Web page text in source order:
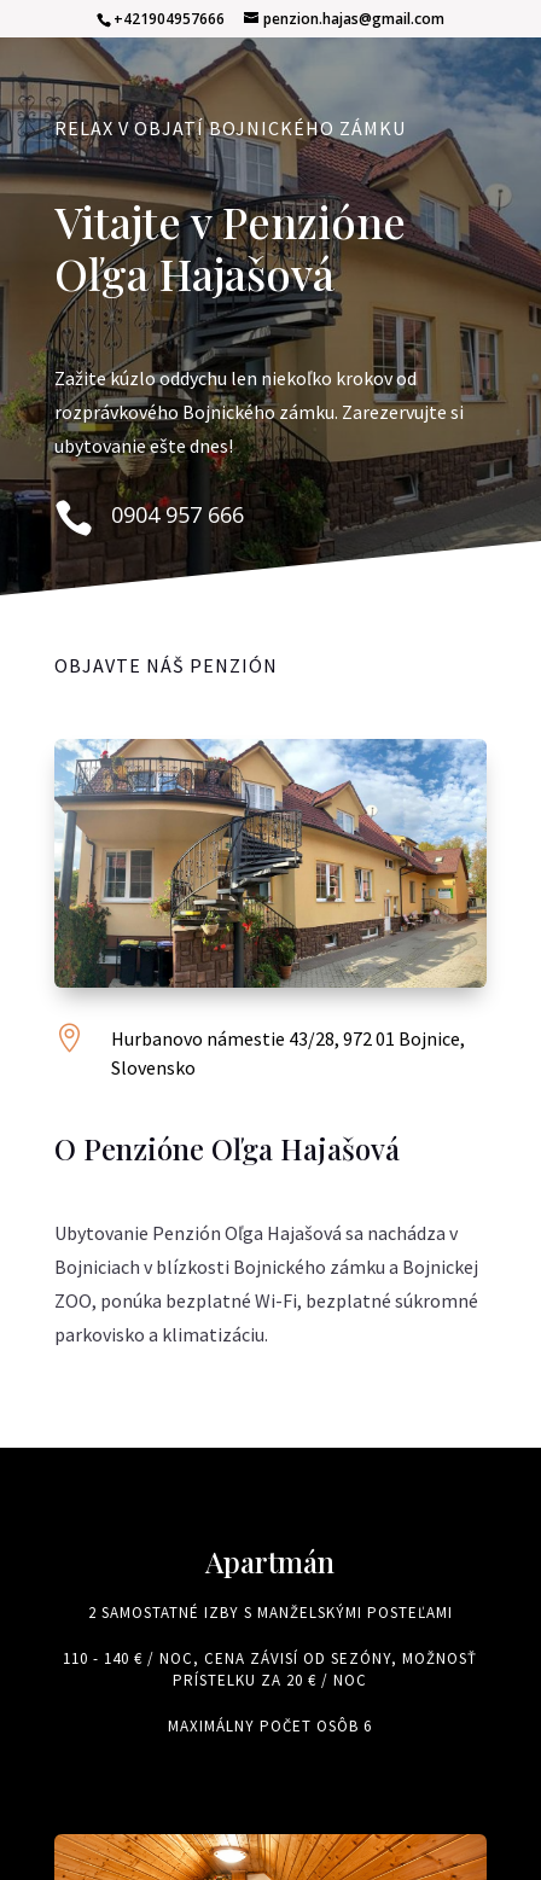
+421904957666 penzion.hajas@gmail.com
RELAX V OBJATÍ BOJNICKÉHO ZÁMKU
Vitajte v Penzióne
Oľga Hajašová
Zažite kúzlo oddychu len niekoľko krokov od
rozprávkového Bojnického zámku. Zarezervujte si
ubytovanie ešte dnes!
 0904 957 666
OBJAVTE NÁŠ PENZIÓN

Hurbanovo námestie 43/28, 972 01 Bojnice,
Slovensko
O Penzióne Oľga Hajašová
Ubytovanie Penzión Oľga Hajašová sa nachádza v
Bojniciach v blízkosti Bojnického zámku a Bojnickej
ZOO, ponúka bezplatné Wi-Fi, bezplatné súkromné
parkovisko a klimatizáciu.
Apartmán
2 SAMOSTATNÉ IZBY S MANŽELSKÝMI POSTEĽAMI
110 - 140 € / NOC, CENA ZÁVISÍ OD SEZÓNY, MOŽNOSŤ
PRÍSTELKU ZA 20 € / NOC
MAXIMÁLNY POČET OSÔB 6